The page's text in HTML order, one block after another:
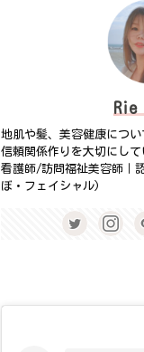
Rie
地肌や髪、美容健康につ
信頼関係作りを大切にし
看護師/訪問福祉美容師｜
ぼ・フェイシャル)